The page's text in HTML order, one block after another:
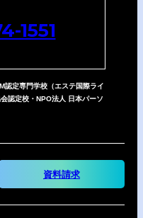
1551
認定専門学校（エステ国際ライ
認定校・NPO法人 日本パーソ
資料請求